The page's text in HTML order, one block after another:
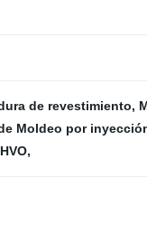
de revestimiento,
Moldeo por
,